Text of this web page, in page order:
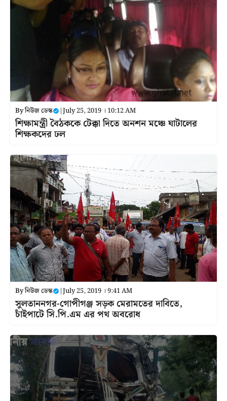
Byনিউজ ডেস্ক |July 25, 2019 । 10:12 AM
শিক্ষামন্ত্রী বৈঠককে টেক্কা দিতে অনশন মঞ্চে ঘাটালের
শিক্ষকদের ঢল
Byনিউজ ডেস্ক |July 25, 2019 । 9:41 AM
সুলতাননগর-গোপীগঞ্জ সড়ক মেরামতের দাবিতে,
চাঁইপাটে সি.পি.এম এর পথ অবরোধ